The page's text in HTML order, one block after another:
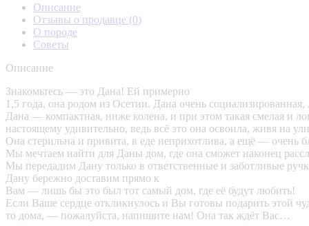
Описание
Отзывы о продавце (0)
О породе
Советы
Описание
Знакомьтесь — это Дана! Ей примерно
1,5 года, она родом из Осетии. Дана очень
Дана — компактная, ниже колена, и при этом такая смелая и
настоящему удивительно, ведь всё это она освоила, живя на
Она стерильна и привита, в еде неприхотлива, а ещё — очень
Мы мечтаем найти для Даны дом, где она сможет наконец
Мы передадим Дану только в ответственные и заботливые
Дану бережно доставим прямо к
Вам — лишь бы это был тот самый дом, где её будут любить!
Если Ваше сердце откликнулось и Вы готовы подарить этой
то дома, — пожалуйста, напишите нам! Она так ждёт Вас…